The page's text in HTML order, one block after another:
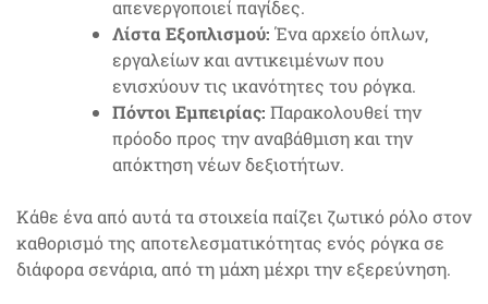
απενεργοποιεί παγίδες.
Λίστα Εξοπλισμού: Ένα αρχείο όπλων,
εργαλείων και αντικειμένων που
ενισχύουν τις ικανότητες του ρόγκα.
Πόντοι Εμπειρίας: Παρακολουθεί την
πρόοδο προς την αναβάθμιση και την
απόκτηση νέων δεξιοτήτων.
Κάθε ένα από αυτά τα στοιχεία παίζει ζωτικό ρόλο στον
καθορισμό της αποτελεσματικότητας ενός ρόγκα σε
διάφορα σενάρια, από τη μάχη μέχρι την εξερεύνηση.